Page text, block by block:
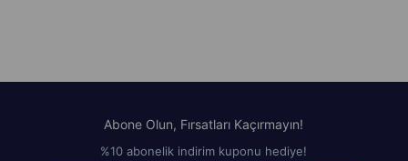
Abone Olun, Fırsatları Kaçırmayın!
%10 abonelik indirim kuponu hediye!